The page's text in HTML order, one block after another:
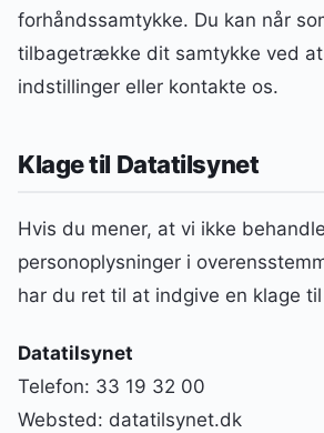
forhåndssamtykke. Du kan når
tilbagetrække dit samtykke ved
indstillinger eller kontakte os.
Klage til Datatilsynet
Hvis du mener, at vi ikke
personoplysninger i
har du ret til at indgive en klage
Datatilsynet
Telefon: 33 19 32 00
Websted: datatilsynet.dk